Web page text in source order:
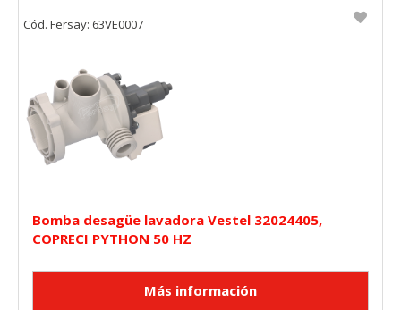
Bomba desagüe lavadora Vestel 32024405,
COPRECI PYTHON 50 HZ
Cód. Fersay: 63VE0007
Puedes volver a configurar tus cookies desde la sección
"Configuración de cookies" al pie de la página. También puedes
consultar nuestra política de cookies